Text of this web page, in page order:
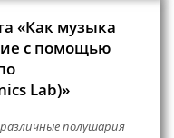
«Как музыка
с помощью
Lab)»
полушария